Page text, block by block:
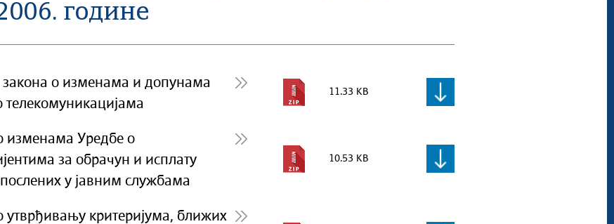
године
закона о изменама и допунама
телекомуникацијама
11.33 KB
изменама Уредбе о
за обрачун и исплату
у јавним службама
10.53 KB
утврђивању критеријума, ближих